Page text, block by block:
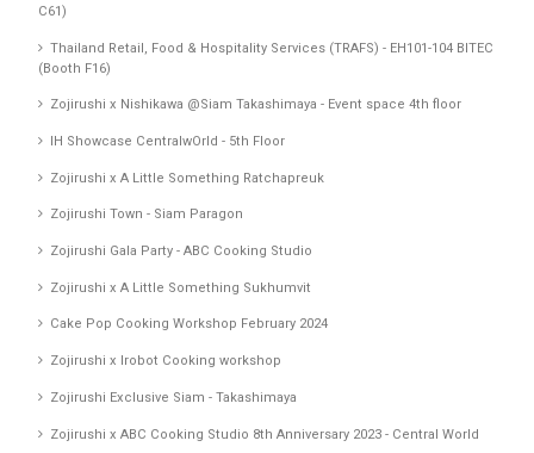
C61)
Thailand Retail, Food & Hospitality Services (TRAFS) - EH101-104 BITEC
(Booth F16)
Zojirushi x Nishikawa @Siam Takashimaya - Event space 4th floor
IH Showcase CentralwOrld - 5th Floor
Zojirushi x A Little Something Ratchapreuk
Zojirushi Town - Siam Paragon
Zojirushi Gala Party - ABC Cooking Studio
Zojirushi x A Little Something Sukhumvit
Cake Pop Cooking Workshop February 2024
Zojirushi x Irobot Cooking workshop
Zojirushi Exclusive Siam - Takashimaya
Zojirushi x ABC Cooking Studio 8th Anniversary 2023 - Central World